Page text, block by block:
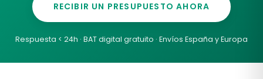
RECIBIR UN PRESUPUESTO AHORA
Respuesta < 24h · BAT digital gratuito · Envíos España y Europa